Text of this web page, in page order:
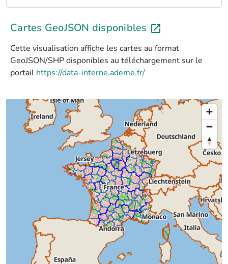
Cartes GeoJSON disponibles
Cette visualisation affiche les cartes au format
GeoJSON/SHP disponibles au téléchargement sur le
portail https://data-interne.ademe.fr/